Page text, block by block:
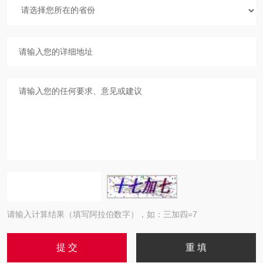
请输入计算结果（填写阿拉伯数字），如：三加四=7